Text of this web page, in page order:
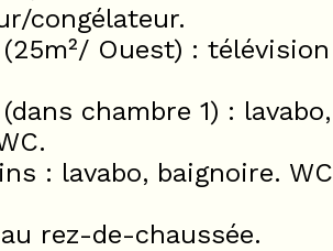
congélateur.
Ouest) : télévision
chambre 1) : lavabo,
: lavabo, baignoire. WC
rez-de-chaussée.